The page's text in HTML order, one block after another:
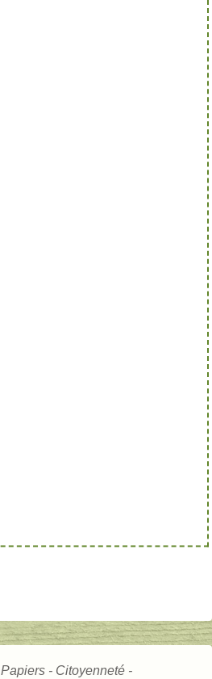
Papiers - Citoyenneté -